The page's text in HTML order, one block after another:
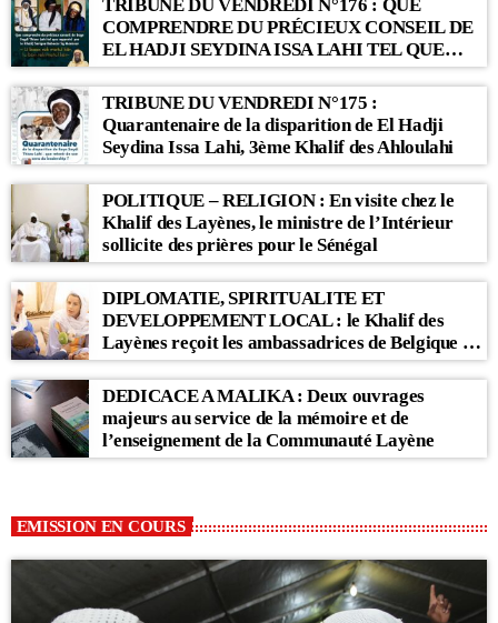
TRIBUNE DU VENDREDI N°176 : QUE
COMPRENDRE DU PRÉCIEUX CONSEIL DE
EL HADJI SEYDINA ISSA LAHI TEL QUE
RAPPORTÉ PAR LE KHALIF SERIGNE
BABACAR SY MANSOUR : « Li Baax Matul
Kër, Li Bon Matul Kër »
TRIBUNE DU VENDREDI N°175 :
Quarantenaire de la disparition de El Hadji
Seydina Issa Lahi, 3ème Khalif des Ahloulahi
POLITIQUE – RELIGION : En visite chez le
Khalif des Layènes, le ministre de l’Intérieur
sollicite des prières pour le Sénégal
DIPLOMATIE, SPIRITUALITE ET
DEVELOPPEMENT LOCAL : le Khalif des
Layènes reçoit les ambassadrices de Belgique et
des Pays-Bas
DEDICACE A MALIKA : Deux ouvrages
majeurs au service de la mémoire et de
l’enseignement de la Communauté Layène
EMISSION EN COURS